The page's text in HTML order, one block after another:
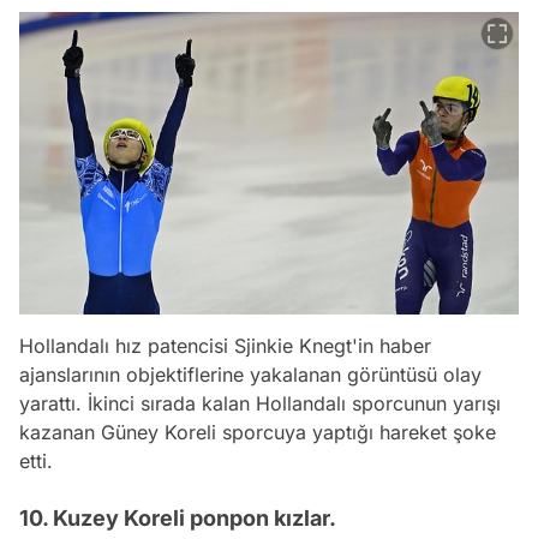
Hollandalı hız patencisi Sjinkie Knegt'in haber
ajanslarının objektiflerine yakalanan görüntüsü olay
yarattı. İkinci sırada kalan Hollandalı sporcunun yarışı
kazanan Güney Koreli sporcuya yaptığı hareket şoke
etti.
10. Kuzey Koreli ponpon kızlar.